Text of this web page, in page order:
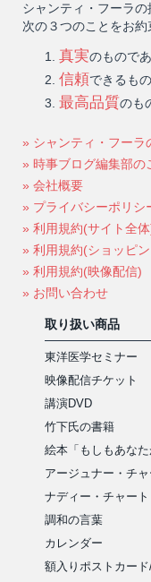
シャンティ・フーラ
次の３つのことをお約
真実のもので
信頼できるも
最高品質のも
» シャンティ・フーラ
» 時事ブログ編集部の
» 会社概要
» プライバシーポリシ
» 利用規約(サイト全
» 利用規約(ショッピ
» 利用規約(映像配信)
» お問い合わせ
取り扱い商品
東洋医学セミナー
映像配信チケット
講演DVD
竹下氏の書籍
絵本「もしもあなた
アージュナー・チャ
ナディー・チャート
調和の言葉
カレンダー
額入りポストカー